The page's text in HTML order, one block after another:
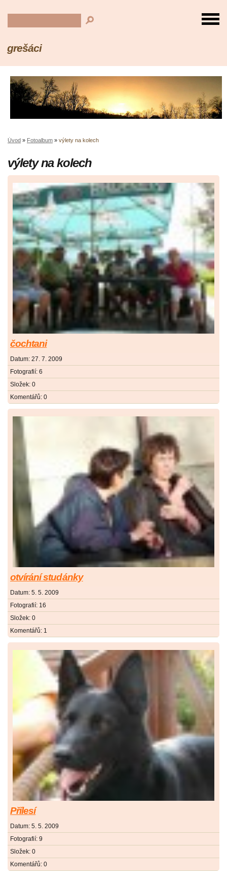
grešáci
Úvod » Fotoalbum » výlety na kolech
výlety na kolech
čochtani
Datum: 27. 7. 2009
Fotografií: 6
Složek: 0
Komentářů: 0
otvírání studánky
Datum: 5. 5. 2009
Fotografií: 16
Složek: 0
Komentářů: 1
Přílesí
Datum: 5. 5. 2009
Fotografií: 9
Složek: 0
Komentářů: 0